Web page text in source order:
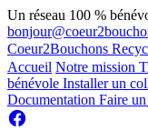
Un réseau 100 %
Coeur2Bouchons
Accueil Notre mission
bénévole Installer un
Documentation Faire